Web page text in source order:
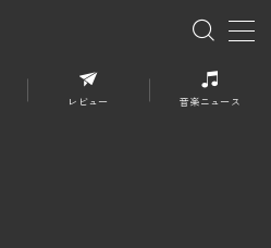
レビュー 音楽ニュース